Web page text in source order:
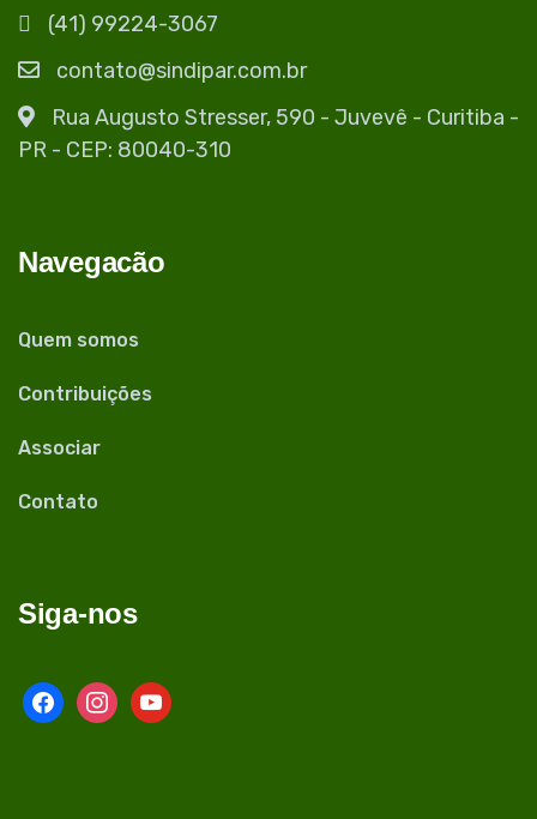
(41) 99224-3067
contato@sindipar.com.br
Rua Augusto Stresser, 590 - Juvevê - Curitiba -
PR - CEP: 80040-310
Navegacão
Quem somos
Contribuições
Associar
Contato
Siga-nos
facebookinstagram
youtube